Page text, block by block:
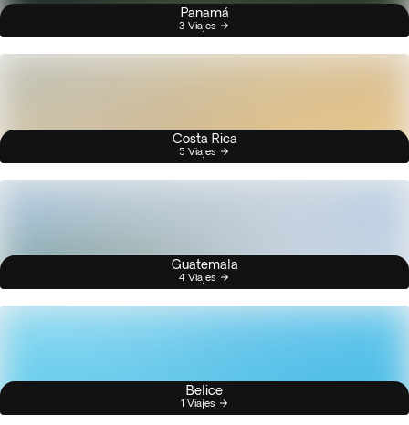
Panamá
3 Viajes
Costa Rica
5 Viajes
Guatemala
4 Viajes
Belice
1 Viajes